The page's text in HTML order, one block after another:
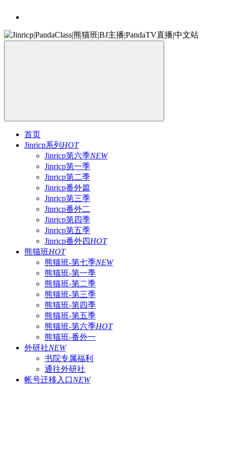
首页
Jinricp系列 HOT
Jinricp第六季NEW
Jinricp第一季
Jinricp第二季
Jinricp番外篇
Jinricp第三季
Jinricp番外二
Jinricp第四季
Jinricp第五季
Jinricp番外四HOT
熊猫班HOT
熊猫班-第七季NEW
熊猫班-第一季
熊猫班-第二季
熊猫班-第三季
熊猫班-第四季
熊猫班-第五季
熊猫班-第六季HOT
熊猫班-番外一
外研社NEW
书院专属福利
通往外研社
帐号迁移入口NEW